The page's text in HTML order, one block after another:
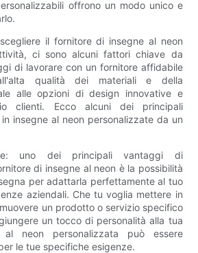
offrono un modo unico e
il fornitore di insegne al neon
ci sono alcuni fattori chiave da
di lavorare con un fornitore affidabile
qualità dei materiali e della
alle opzioni di design innovative e
clienti. Ecco alcuni dei principali
insegne al neon personalizzate da un
uno dei principali vantaggi di
di insegne al neon è la possibilità
per adattarla perfettamente al tuo
aziendali. Che tu voglia mettere in
un prodotto o servizio specifico
un tocco di personalità alla tua
al neon personalizzata può essere
le tue specifiche esigenze.